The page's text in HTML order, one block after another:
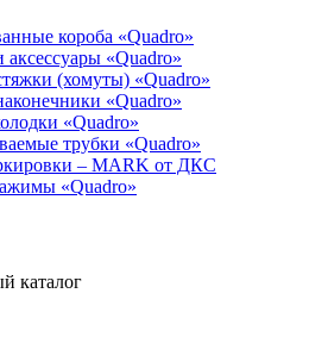
короба «Quadro»
«Quadro»
(хомуты) «Quadro»
«Quadro»
«Quadro»
трубки «Quadro»
– MARK от ДКС
«Quadro»
каталог